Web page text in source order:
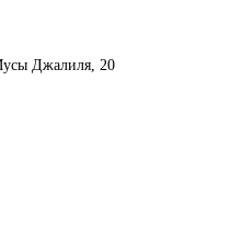
Джалиля, 20